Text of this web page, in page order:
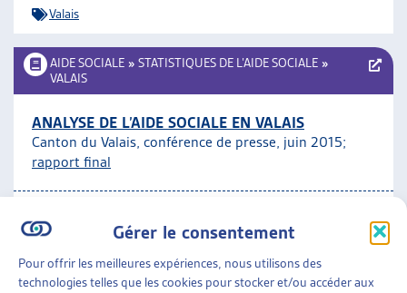
Gérer le consentement
Pour offrir les meilleures expériences, nous utilisons des
technologies telles que les cookies pour stocker et/ou accéder aux
L’ASSOCIATION
JOURNÉES D’AUTOMNE
Valais
AIDE SOCIALE » STATISTIQUES DE L’AIDE SOCIALE »
VALAIS
ANALYSE DE L’AIDE SOCIALE EN VALAIS
Canton du Valais, conférence de presse, juin 2015;
rapport final
AIDE SOCIALE»STATISTIQUES DE L’AIDE SOCIALE»
VALAIS